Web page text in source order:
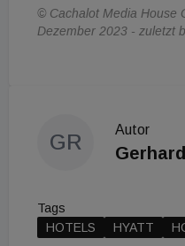
© Cachalot Media House
Dezember 2023 - zuletzt
GR
Autor
Tags
HOTELS
HYATT